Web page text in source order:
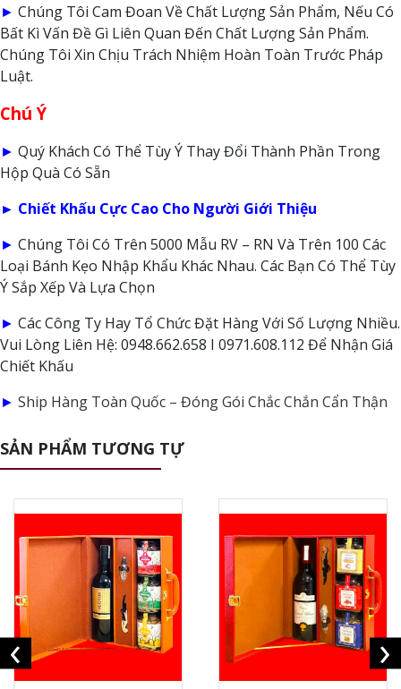
► Chúng Tôi Cam Đoan Về Chất Lượng Sản Phẩm, Nếu Có
Bất Kì Vấn Đề Gì Liên Quan Đến Chất Lượng Sản Phẩm.
Chúng Tôi Xin Chịu Trách Nhiệm Hoàn Toàn Trước Pháp
Luật.
Chú Ý
► Quý Khách Có Thể Tùy Ý Thay Đổi Thành Phần Trong
Hộp Quà Có Sẵn
► Chiết Khấu Cực Cao Cho Người Giới Thiệu
► Chúng Tôi Có Trên 5000 Mẫu RV – RN Và Trên 100 Các
Loại Bánh Kẹo Nhập Khẩu Khác Nhau. Các Bạn Có Thể Tùy
Ý Sắp Xếp Và Lựa Chọn
► Các Công Ty Hay Tổ Chức Đặt Hàng Với Số Lượng Nhiều.
Vui Lòng Liên Hệ: 0948.662.658 I 0971.608.112 Để Nhận Giá
Chiết Khấu
► Ship Hàng Toàn Quốc – Đóng Gói Chắc Chắn Cẩn Thận
SẢN PHẨM TƯƠNG TỰ
‹ ›